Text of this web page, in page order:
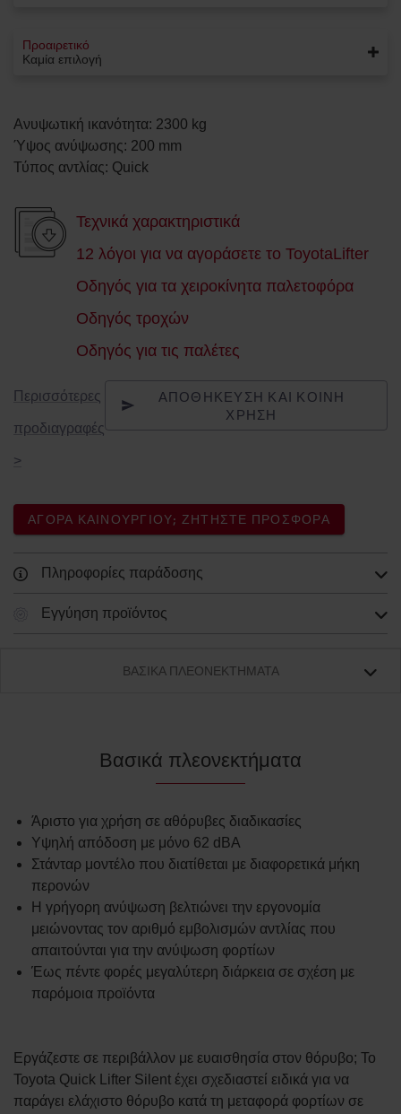
Προαιρετικό
Καμία επιλογή
Ανυψωτική ικανότητα: 2300 kg
Ύψος ανύψωσης: 200 mm
Τύπος αντλίας: Quick
Τεχνικά χαρακτηριστικά
12 λόγοι για να αγοράσετε το ToyotaLifter
Οδηγός για τα χειροκίνητα παλετοφόρα
Οδηγός τροχών
Οδηγός για τις παλέτες
Περισσότερες
προδιαγραφές
>
ΑΠΟΘΉΚΕΥΣΗ ΚΑΙ ΚΟΙΝΉ
ΧΡΉΣΗ
ΑΓΟΡΆ ΚΑΙΝΟΎΡΓΙΟΥ; ΖΗΤΉΣΤΕ ΠΡΟΣΦΟΡΆ
Πληροφορίες παράδοσης
Εγγύηση προϊόντος
ΒΑΣΙΚΆ ΠΛΕΟΝΕΚΤΉΜΑΤΑ
Βασικά πλεονεκτήματα
Άριστο για χρήση σε αθόρυβες διαδικασίες
Υψηλή απόδοση με μόνο 62 dBA
Στάνταρ μοντέλο που διατίθεται με διαφορετικά μήκη
περονών
Η γρήγορη ανύψωση βελτιώνει την εργονομία
μειώνοντας τον αριθμό εμβολισμών αντλίας που
απαιτούνται για την ανύψωση φορτίων
Έως πέντε φορές μεγαλύτερη διάρκεια σε σχέση με
παρόμοια προϊόντα
Εργάζεστε σε περιβάλλον με ευαισθησία στον θόρυβο; Το
Toyota Quick Lifter Silent έχει σχεδιαστεί ειδικά για να
παράγει ελάχιστο θόρυβο κατά τη μεταφορά φορτίων σε